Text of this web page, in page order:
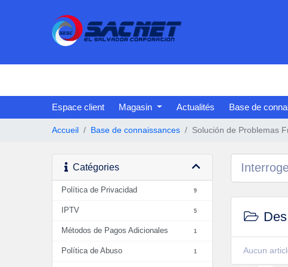
Espace client Magasin Actualités Base de
Accueil Base de connaissances Solución de Problemas
Catégories
Política de Privacidad 9
IPTV 5
Métodos de Pagos Adicionales 1
Política de Abuso 1 Aucun